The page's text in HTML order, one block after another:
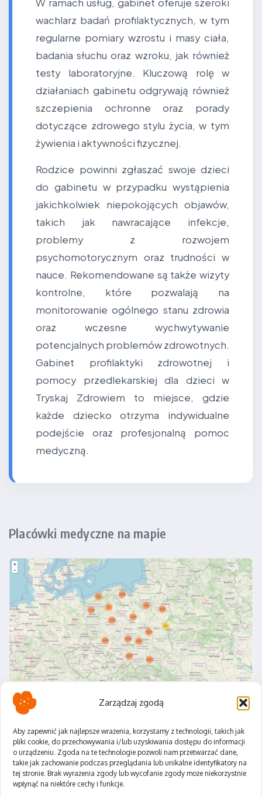
Zarządzaj zgodą
Aby zapewnić jak najlepsze wrażenia, korzystamy z technologii, takich jak
pliki cookie, do przechowywania i/lub uzyskiwania dostępu do informacji
o urządzeniu. Zgoda na te technologie pozwoli nam przetwarzać dane,
takie jak zachowanie podczas przeglądania lub unikalne identyfikatory na
tej stronie. Brak wyrażenia zgody lub wycofanie zgody może niekorzystnie
wpłynąć na niektóre cechy i funkcje.
W ramach usług, gabinet oferuje szeroki
wachlarz badań profilaktycznych, w tym
regularne pomiary wzrostu i masy ciała,
badania słuchu oraz wzroku, jak również
testy laboratoryjne. Kluczową rolę w
działaniach gabinetu odgrywają również
szczepienia ochronne oraz porady
dotyczące zdrowego stylu życia, w tym
żywienia i aktywności fizycznej.
Rodzice powinni zgłaszać swoje dzieci
do gabinetu w przypadku wystąpienia
jakichkolwiek niepokojących objawów,
takich jak nawracające infekcje,
problemy z rozwojem
psychomotorycznym oraz trudności w
nauce. Rekomendowane są także wizyty
kontrolne, które pozwalają na
monitorowanie ogólnego stanu zdrowia
oraz wczesne wychwytywanie
potencjalnych problemów zdrowotnych.
Gabinet profilaktyki zdrowotnej i
pomocy przedlekarskiej dla dzieci w
Tryskaj Zdrowiem to miejsce, gdzie
każde dziecko otrzyma indywidualne
podejście oraz profesjonalną pomoc
medyczną.
Placówki medyczne na mapie
Polityka Prywatności
Regulamin